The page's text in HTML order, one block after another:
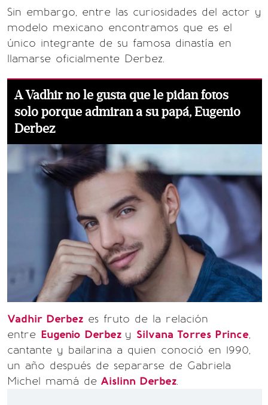
Sin embargo, entre las curiosidades del actor y
modelo mexicano encontramos que es el
único integrante de su famosa dinastía en
llamarse oficialmente Derbez.
A Vadhir no le gusta que le pidan fotos
solo porque admiran a su papá, Eugenio
Derbez
Vadhir Derbez es fruto de la relación
entre Eugenio Derbez y Silvana Torres Prince,
cantante y bailarina a quien conoció en 1990,
un año después de separarse de Gabriela
Michel mamá de Aislinn Derbez.